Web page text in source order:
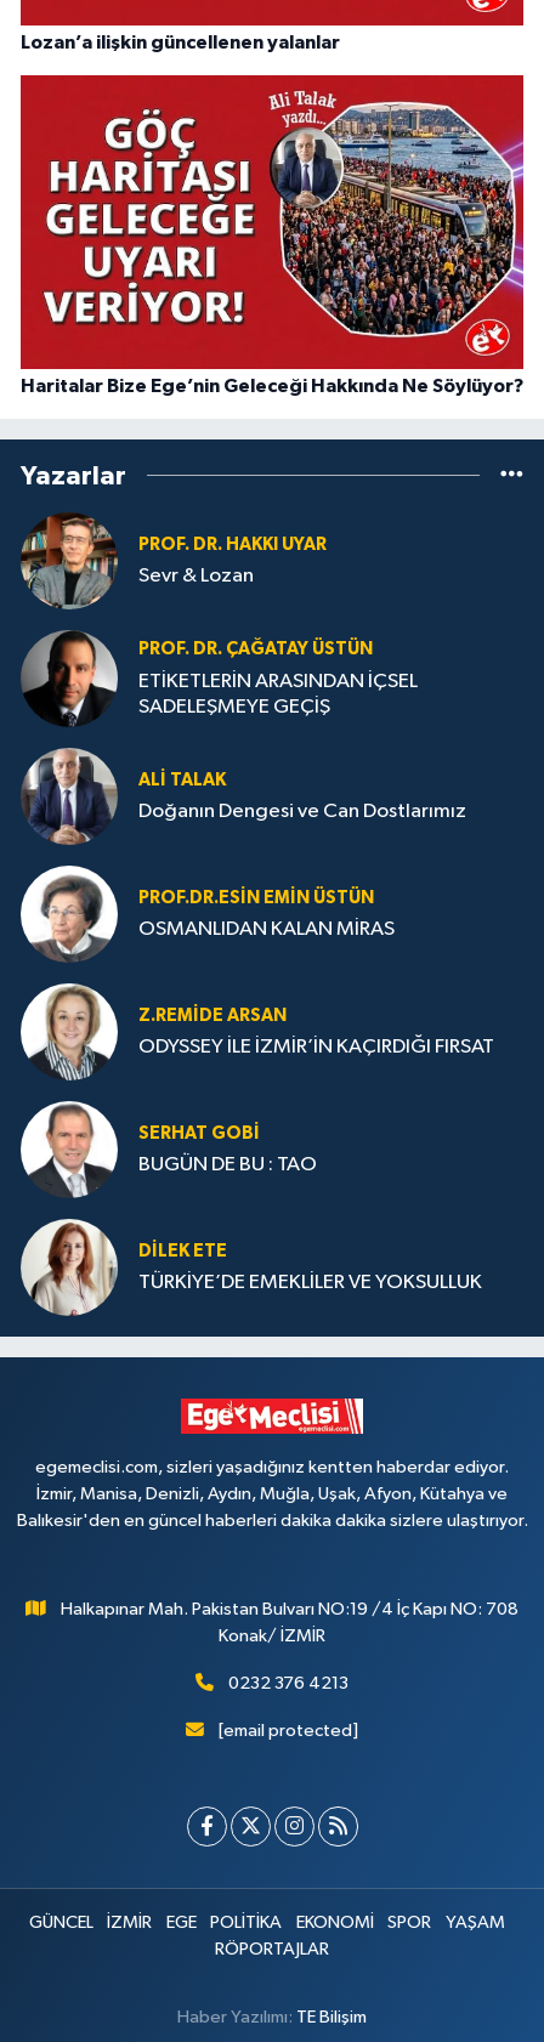
Lozan’a ilişkin güncellenen yalanlar
Haritalar Bize Ege’nin Geleceği Hakkında Ne Söylüyor?
Yazarlar
PROF. DR. HAKKI UYAR
Sevr & Lozan
PROF. DR. ÇAĞATAY ÜSTÜN
ETİKETLERİN ARASINDAN İÇSEL
SADELEŞMEYE GEÇİŞ
ALI TALAK
Doğanın Dengesi ve Can Dostlarımız
PROF.DR.ESIN EMIN ÜSTÜN
OSMANLIDAN KALAN MİRAS
Z.REMIDE ARSAN
ODYSSEY İLE İZMİR’İN KAÇIRDIĞI FIRSAT
SERHAT GOBİ
BUGÜN DE BU : TAO
DILEK ETE
TÜRKİYE’DE EMEKLİLER VE YOKSULLUK
egemeclisi.com, sizleri yaşadığınız kentten haberdar ediyor.
İzmir, Manisa, Denizli, Aydın, Muğla, Uşak, Afyon, Kütahya ve
Balıkesir'den en güncel haberleri dakika dakika sizlere ulaştırıyor.
Halkapınar Mah. Pakistan Bulvarı NO:19 /4 İç Kapı NO: 708
Konak/ İZMİR
0232 376 4213
[email protected]
GÜNCEL İZMİR EGE POLİTİKA EKONOMİ SPOR
YAŞAM
RÖPORTAJLAR
Haber Yazılımı: TE Bilişim